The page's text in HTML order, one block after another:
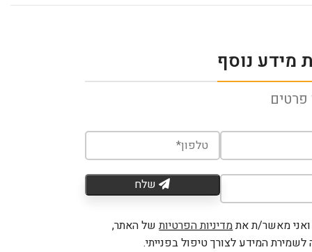
מידע נוסף
פרטים
שלח
מאשר/ת אתמדיניות הפרטיותשל האתר,
המידע לצורך טיפול בפנייתי.